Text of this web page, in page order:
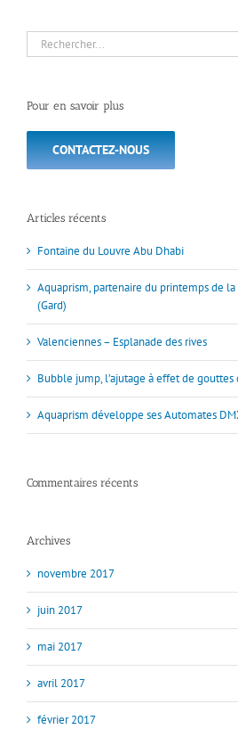
Rechercher:
Pour en savoir plus
CONTACTEZ-NOUS
Articles récents
Fontaine du Louvre Abu Dhabi
Aquaprism, partenaire du printemps de
(Gard)
Valenciennes – Esplanade des rives
Bubble jump, l’ajutage à effet de gouttes
Aquaprism développe ses Automates
Commentaires récents
Archives
novembre 2017
juin 2017
mai 2017
avril 2017
février 2017